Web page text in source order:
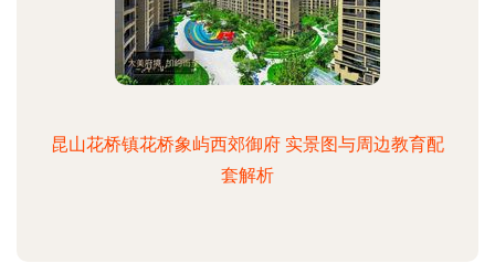
昆山花桥镇花桥象屿西郊御府 实景图与周边教育配
套解析